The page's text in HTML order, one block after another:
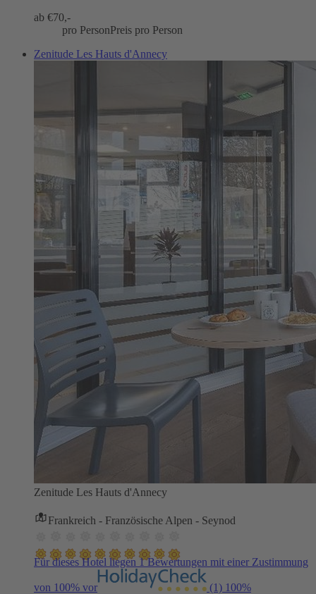
ab €70,-
pro PersonPreis pro Person
Zenitude Les Hauts d'Annecy
Zenitude Les Hauts d'Annecy
Frankreich - Französische Alpen - Seynod
Für dieses Hotel liegen 1 Bewertungen mit einer Zustimmung
von 100% vor (1) 100%